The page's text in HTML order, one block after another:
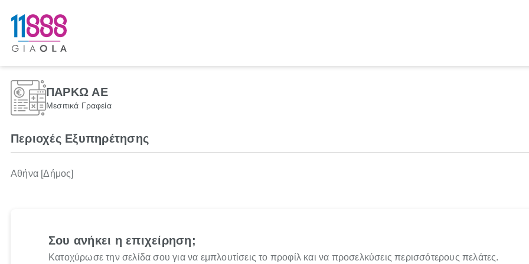
ΠΑΡΚΩ ΑΕ
Μεσιτικά Γραφεία
Περιοχές Εξυπηρέτησης
Αθήνα [Δήμος]
Σου ανήκει η επιχείρηση;
Κατοχύρωσε την σελίδα σου για να εμπλουτίσεις το προφίλ και να προσελκύσεις περισσότερους πελάτες.